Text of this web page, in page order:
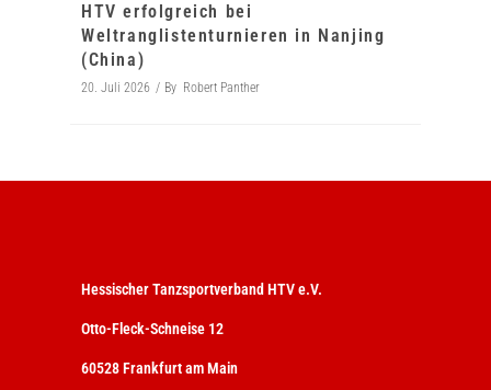
HTV erfolgreich bei
Weltranglistenturnieren in Nanjing
(China)
20. Juli 2026 By Robert Panther
Hessischer Tanzsportverband HTV e.V.
Otto-Fleck-Schneise 12
60528 Frankfurt am Main